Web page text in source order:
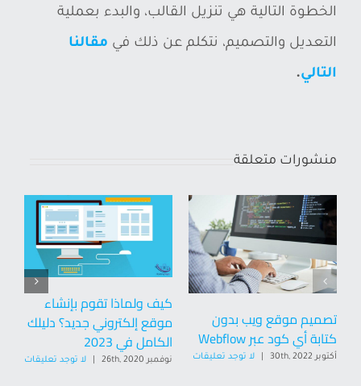
الخطوة التالية هي تنزيل القالب، والبدء بعملية
التعديل والتصميم، نتكلم عن ذلك في مقالنا
التالي.
منشورات متعلقة
تصميم موقع ويب بدون
كتابة أي كود عبر Webflow
أكتوبر 30th, 2022 لا توجد تعليقات
كيف ولماذا تقوم بإنشاء
موقع إلكتروني جديد؟ دليلك
الكامل في 2023
نوفمبر 26th, 2020 لا توجد تعليقات